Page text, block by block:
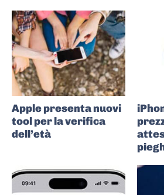
Apple presenta nuovi
tool per la verifica
dell’età